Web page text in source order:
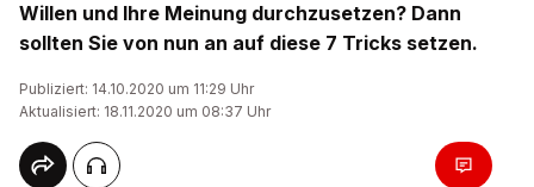
Willen und Ihre Meinung durchzusetzen? Dann
sollten Sie von nun an auf diese 7 Tricks setzen.
Publiziert: 14.10.2020 um 11:29 Uhr
Aktualisiert: 18.11.2020 um 08:37 Uhr